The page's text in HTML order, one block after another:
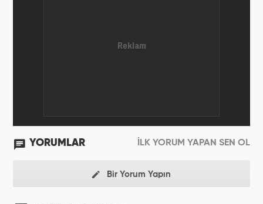
YORUMLAR İLK YORUM YAPAN SEN OL
Bir Yorum Yapın